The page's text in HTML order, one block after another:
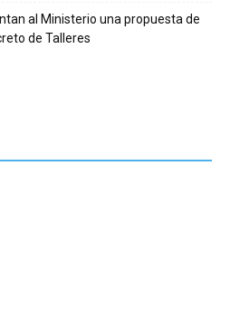
al Ministerio una propuesta de
de Talleres